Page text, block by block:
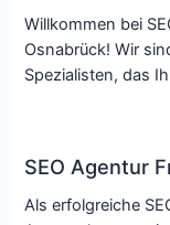
Willkommen bei
Osnabrück! Wir
Spezialisten, das
SEO Agentur
Als erfolgreiche